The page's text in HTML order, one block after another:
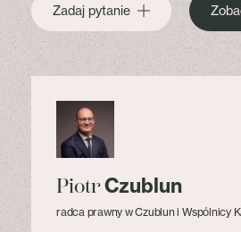
Zadaj pytanie
PiotrCzublun
radca prawny w Czublun i Wspólnicy